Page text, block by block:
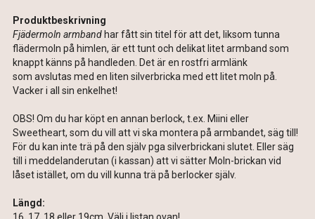
Produktbeskrivning
Fjädermoln armband har fått sin titel för att det, liksom tunna
flädermoln på himlen, är ett tunt och delikat litet armband som
knappt känns på handleden. Det är en rostfri armlänk
som avslutas med en liten silverbricka med ett litet moln på.
Vacker i all sin enkelhet!
OBS! Om du har köpt en annan berlock, t.ex. Miini eller
Sweetheart, som du vill att vi ska montera på armbandet, säg till!
För du kan inte trä på den själv pga silverbrickani slutet. Eller säg
till i meddelanderutan (i kassan) att vi sätter Moln-brickan vid
låset istället, om du vill kunna trä på berlocker själv.
Längd: